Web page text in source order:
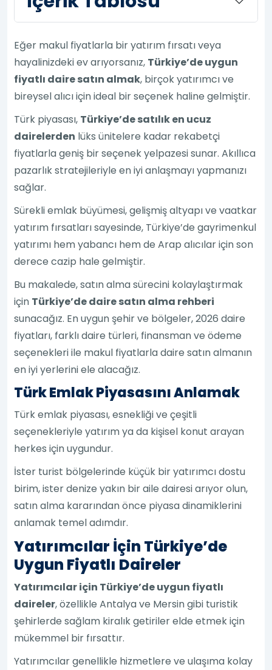
Eğer makul fiyatlarla bir yatırım fırsatı veya
hayalinizdeki ev arıyorsanız, Türkiye’de uygun
fiyatlı daire satın almak, birçok yatırımcı ve
bireysel alıcı için ideal bir seçenek haline gelmiştir.
Türk piyasası, Türkiye’de satılık en ucuz
dairelerden lüks ünitelere kadar rekabetçi
fiyatlarla geniş bir seçenek yelpazesi sunar. Akıllıca
pazarlık stratejileriyle en iyi anlaşmayı yapmanızı
sağlar.
Sürekli emlak büyümesi, gelişmiş altyapı ve vaatkar
yatırım fırsatları sayesinde, Türkiye’de gayrimenkul
yatırımı hem yabancı hem de Arap alıcılar için son
derece cazip hale gelmiştir.
Bu makalede, satın alma sürecini kolaylaştırmak
için Türkiye’de daire satın alma rehberi
sunacağız. En uygun şehir ve bölgeler, 2026 daire
fiyatları, farklı daire türleri, finansman ve ödeme
seçenekleri ile makul fiyatlarla daire satın almanın
en iyi yerlerini ele alacağız.
Türk Emlak Piyasasını Anlamak
Türk emlak piyasası, esnekliği ve çeşitli
seçenekleriyle yatırım ya da kişisel konut arayan
herkes için uygundur.
İster turist bölgelerinde küçük bir yatırımcı dostu
birim, ister denize yakın bir aile dairesi arıyor olun,
satın alma kararından önce piyasa dinamiklerini
anlamak temel adımdır.
Yatırımcılar İçin Türkiye’de
Uygun Fiyatlı Daireler
Yatırımcılar için Türkiye’de uygun fiyatlı
daireler, özellikle Antalya ve Mersin gibi turistik
şehirlerde sağlam kiralık getiriler elde etmek için
mükemmel bir fırsattır.
Yatırımcılar genellikle hizmetlere ve ulaşıma kolay